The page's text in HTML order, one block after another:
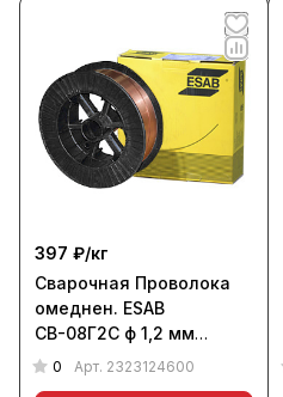
397 ₽/кг
Сварочная Проволока
омеднен. ESAB
СВ-08Г2С ф 1,2 мм
(кассета 5 кг)
0 Арт. 2323124600